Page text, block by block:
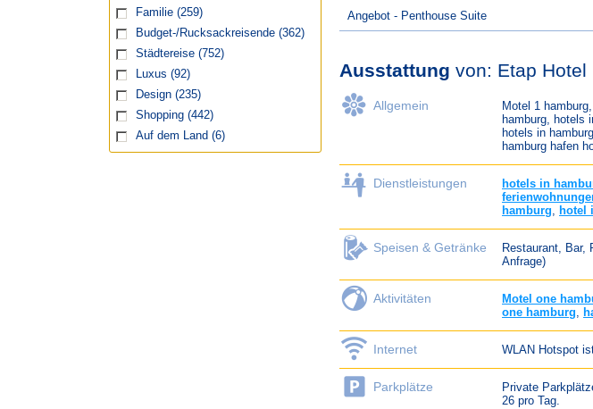
Familie (259)
Budget-/Rucksackreisende (362)
Städtereise (752)
Luxus (92)
Design (235)
Shopping (442)
Auf dem Land (6)
Angebot - Penthouse Suite
Ausstattung von: Etap
Allgemein
Motel 1
hamburg, hotels
hotels in
hamburg hafen
Dienstleistungen hotels in
hamburg, hotel
Speisen & Getränke
Restaurant, Bar,
Anfrage)
Aktivitäten Motel one
one hamburg,
Internet WLAN Hotspot
Parkplätze
Private
26 pro Tag.